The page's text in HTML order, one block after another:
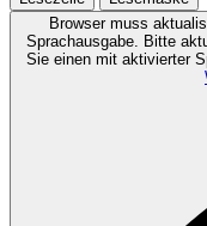
Browser muss
Sprachausgabe. Bitte
Sie einen mit aktivierter